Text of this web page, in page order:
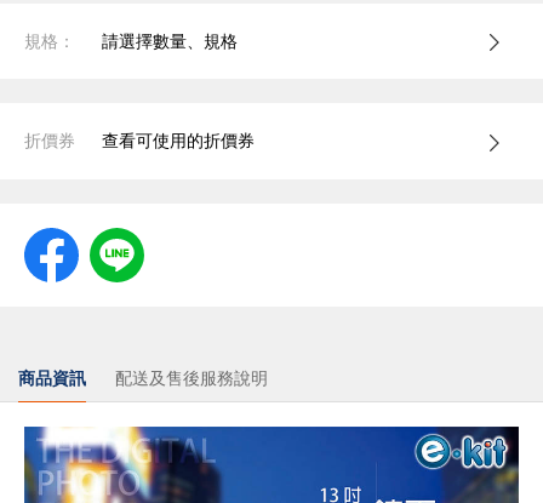
規格： 請選擇數量、規格
折價券 查看可使用的折價券
商品資訊 配送及售後服務說明